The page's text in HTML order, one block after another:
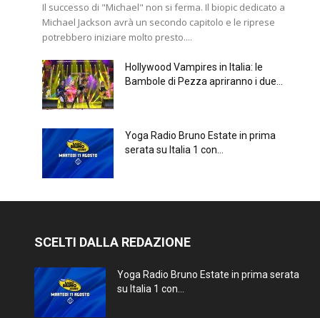
Il successo di "Michael" non si ferma. Il biopic dedicato a
Michael Jackson avrà un secondo capitolo e le riprese
potrebbero iniziare molto presto....
Hollywood Vampires in Italia: le
Bambole di Pezza apriranno i due...
Yoga Radio Bruno Estate in prima
serata su Italia 1 con...
SCELTI DALLA REDAZIONE
Yoga Radio Bruno Estate in prima serata
su Italia 1 con...